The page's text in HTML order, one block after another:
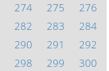
274 275
276
282 283
284
290 291
292
298 299
300